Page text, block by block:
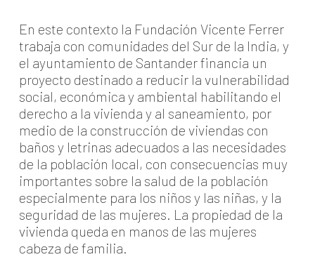
En este contexto la Fundación Vicente Ferrer
trabaja con comunidades del Sur de la India, y
el ayuntamiento de Santander financia un
proyecto destinado a reducir la vulnerabilidad
social, económica y ambiental habilitando el
derecho a la vivienda y al saneamiento, por
medio de la construcción de viviendas con
baños y letrinas adecuados a las necesidades
de la población local, con consecuencias muy
importantes sobre la salud de la población
especialmente para los niños y las niñas, y la
seguridad de las mujeres. La propiedad de la
vivienda queda en manos de las mujeres
cabeza de familia.